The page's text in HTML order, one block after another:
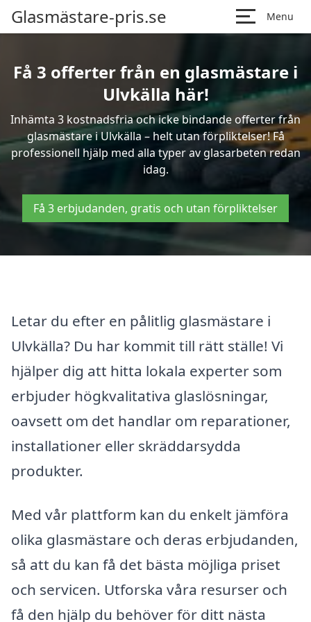
Glasmästare-pris.se Menu
Få 3 offerter från en glasmästare i
Ulvkälla här!
Inhämta 3 kostnadsfria och icke bindande offerter från
glasmästare i Ulvkälla – helt utan förpliktelser! Få
professionell hjälp med alla typer av glasarbeten redan
idag.
Få 3 erbjudanden, gratis och utan förpliktelser
Letar du efter en pålitlig glasmästare i
Ulvkälla? Du har kommit till rätt ställe! Vi
hjälper dig att hitta lokala experter som
erbjuder högkvalitativa glaslösningar,
oavsett om det handlar om reparationer,
installationer eller skräddarsydda
produkter.
Med vår plattform kan du enkelt jämföra
olika glasmästare och deras erbjudanden,
så att du kan få det bästa möjliga priset
och servicen. Utforska våra resurser och
få den hjälp du behöver för ditt nästa